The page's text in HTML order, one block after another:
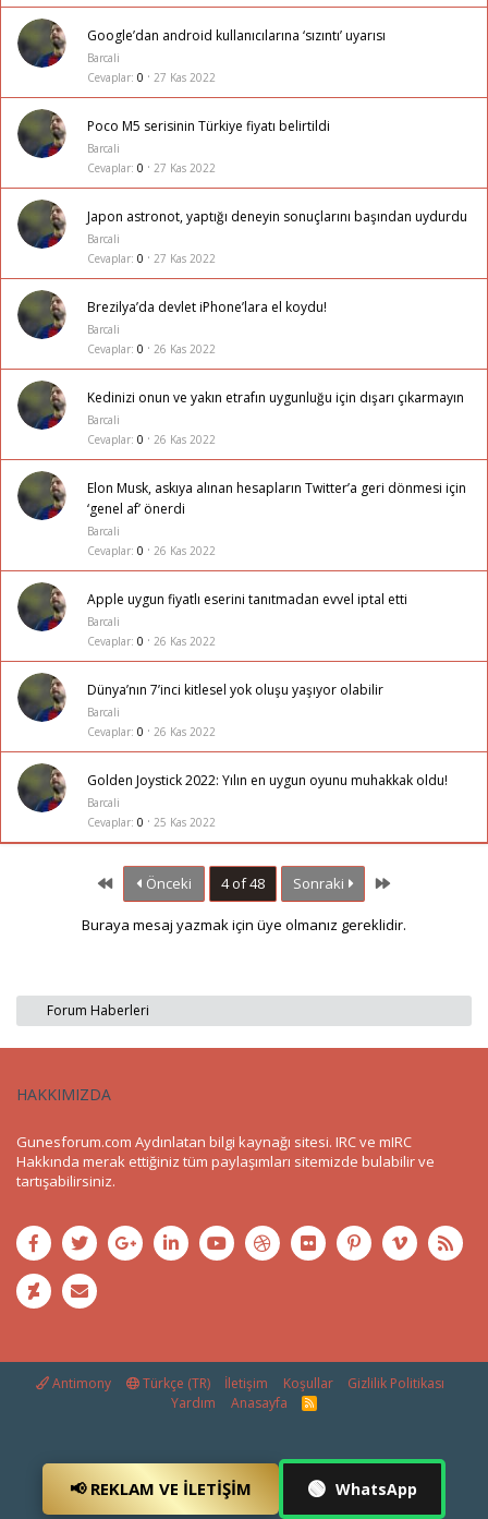
Google’dan android kullanıcılarına ‘sızıntı’ uyarısı
Barcali
Cevaplar 0 27 Kas 2022
Poco M5 serisinin Türkiye fiyatı belirtildi
Barcali
Cevaplar 0 27 Kas 2022
Japon astronot, yaptığı deneyin sonuçlarını başından uydurdu
Barcali
Cevaplar 0 27 Kas 2022
Brezilya’da devlet iPhone’lara el koydu!
Barcali
Cevaplar 0 26 Kas 2022
Kedinizi onun ve yakın etrafın uygunluğu için dışarı çıkarmayın
Barcali
Cevaplar 0 26 Kas 2022
Elon Musk, askıya alınan hesapların Twitter’a geri dönmesi için
‘genel af’ önerdi
Barcali
Cevaplar 0 26 Kas 2022
Apple uygun fiyatlı eserini tanıtmadan evvel iptal etti
Barcali
Cevaplar 0 26 Kas 2022
Dünya’nın 7’inci kitlesel yok oluşu yaşıyor olabilir
Barcali
Cevaplar 0 26 Kas 2022
Golden Joystick 2022: Yılın en uygun oyunu muhakkak oldu!
Barcali
Cevaplar 0 25 Kas 2022
First Önceki 4 of 48 Sonraki Last
Buraya mesaj yazmak için üye olmanız gereklidir.
Forum Haberleri
HAKKIMIZDA
Gunesforum.com Aydınlatan bilgi kaynağı sitesi. IRC ve mIRC
Hakkında merak ettiğiniz tüm paylaşımları sitemizde bulabilir ve
tartışabilirsiniz.
Antimony Türkçe (TR) İletişim Koşullar
Gizlilik Politikası
Yardım
Anasayfa
R
S
📢 REKLAM VE İLETIŞIM 🟢 WhatsApp